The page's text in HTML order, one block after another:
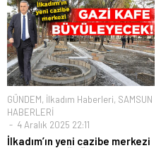
GÜNDEM, İlkadım Haberleri, SAMSUN
HABERLERİ
4 Aralık 2025 22:11
İlkadım’ın yeni cazibe merkezi